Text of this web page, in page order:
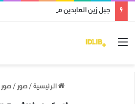
جبل زين العابدين محرر من قوات النظام
القائمة
الرئيسية / صور / صور